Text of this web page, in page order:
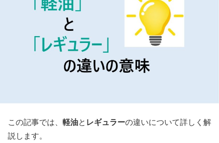
この記事では、 軽油と レギュラーの違いについて詳しく解
説します。